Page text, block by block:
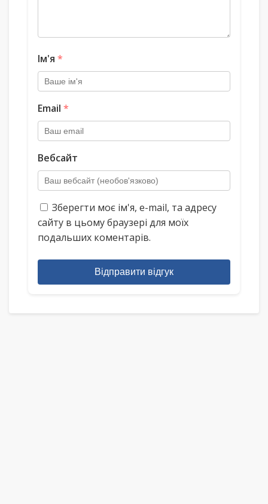
Ім'я *
Email *
Вебсайт
Зберегти моє ім'я, e-mail, та адресу
сайту в цьому браузері для моїх
подальших коментарів.
Відправити відгук